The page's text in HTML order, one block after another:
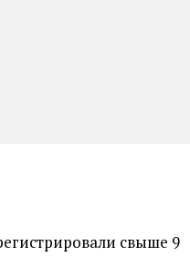
свыше 9